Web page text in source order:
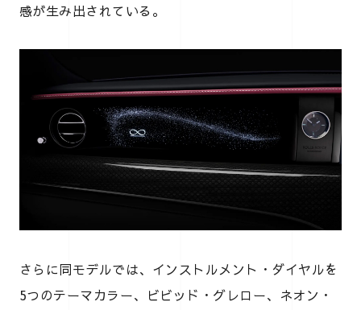
感が生み出されている。
さらに同モデルでは、インストルメント・ダイヤルを
5つのテーマカラー、ビビッド・グレロー、ネオン・